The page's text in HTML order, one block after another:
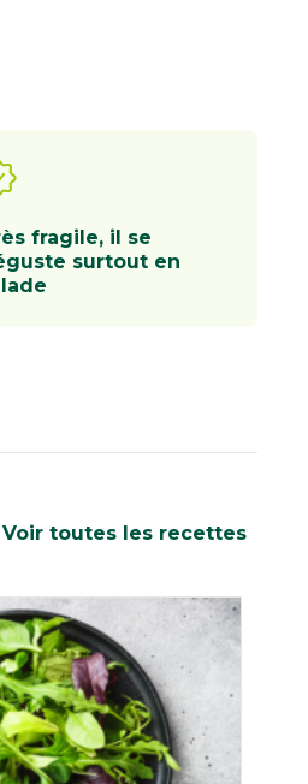
fragile, il se
surtout en
Voir toutes les recettes